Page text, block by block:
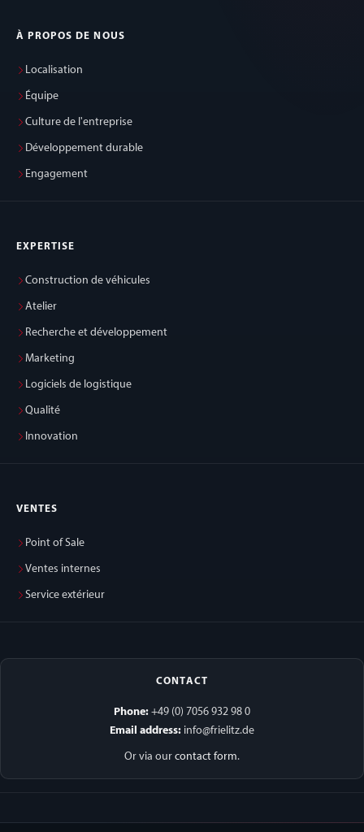
À PROPOS DE NOUS
Localisation
Équipe
Culture de l'entreprise
Développement durable
Engagement
EXPERTISE
Construction de véhicules
Atelier
Recherche et développement
Marketing
Logiciels de logistique
Qualité
Innovation
VENTES
Point of Sale
Ventes internes
Service extérieur
CONTACT
Phone: +49 (0) 7056 932 98 0
Email address: info@frielitz.de
Or via our contact form.